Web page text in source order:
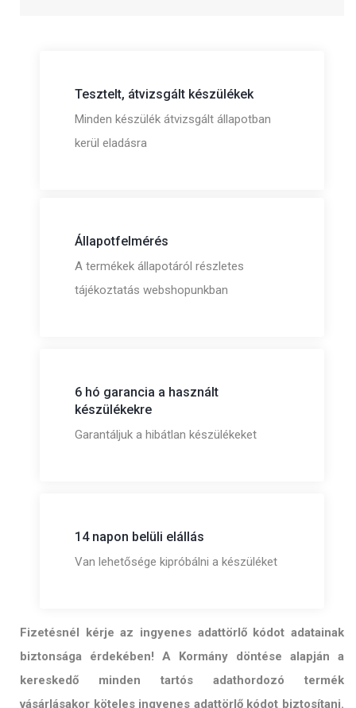
Tesztelt, átvizsgált készülékek
Minden készülék átvizsgált állapotban
kerül eladásra
Állapotfelmérés
A termékek állapotáról részletes
tájékoztatás webshopunkban
6 hó garancia a használt
készülékekre
Garantáljuk a hibátlan készülékeket
14 napon belüli elállás
Van lehetősége kipróbálni a készüléket
Fizetésnél kérje az ingyenes adattörlő kódot adatainak
biztonsága érdekében! A Kormány döntése alapján a
kereskedő minden tartós adathordozó termék
vásárlásakor köteles ingyenes adattörlő kódot biztosítani.